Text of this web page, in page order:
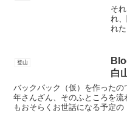
そ
れ
れ
面
「…
登山
白
バックパック（仮）を作った
年さんざん、そのふところを
もおそらくお世話になる予定